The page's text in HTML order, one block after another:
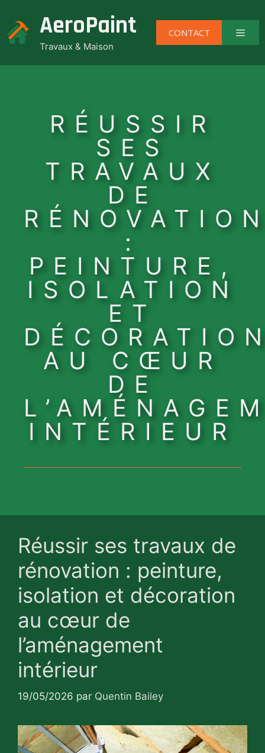
contenu
AeroPaint
Travaux & Maison
CONTACT
RÉUSSIR
SES
TRAVAUX
DE
:
PEINTURE,
ISOLATION
ET
AU CŒUR
DE
INTÉRIEUR
Réussir ses travaux de
rénovation : peinture,
isolation et décoration
au cœur de
l’aménagement
intérieur
19/05/2026 par Quentin Bailey